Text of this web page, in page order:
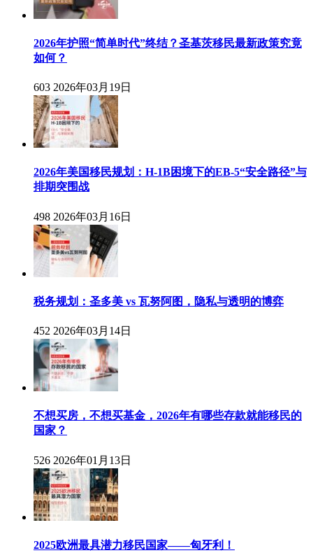
2026年护照“简单时代”终结？圣基茨移民最新政策究竟
如何？
603 2026年03月19日
2026年美国移民规划：H-1B困境下的EB-5“安全路径”与
排期突围战
498 2026年03月16日
税务规划：圣多美 vs 瓦努阿图，隐私与透明的博弈
452 2026年03月14日
不想买房，不想买基金，2026年有哪些存款就能移民的
国家？
526 2026年01月13日
2025欧洲最具潜力移民国家——匈牙利！